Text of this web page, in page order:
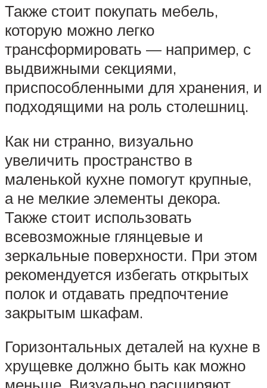
Также стоит покупать мебель,
которую можно легко
трансформировать — например, с
выдвижными секциями,
приспособленными для хранения, и
подходящими на роль столешниц.
Как ни странно, визуально
увеличить пространство в
маленькой кухне помогут крупные,
а не мелкие элементы декора.
Также стоит использовать
всевозможные глянцевые и
зеркальные поверхности. При этом
рекомендуется избегать открытых
полок и отдавать предпочтение
закрытым шкафам.
Горизонтальных деталей на кухне в
хрущевке должно быть как можно